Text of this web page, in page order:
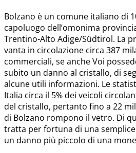
Bolzano è un comune italiano di
capoluogo dell’omonima
Trentino-Alto Adige/Südtirol. La
vanta in circolazione circa 387
commerciali, se anche Voi
subito un danno al cristallo, di
alcune utili informazioni. Le
Italia circa il 5% dei veicoli
del cristallo, pertanto fino a 22
di Bolzano rompono il vetro. Di
tratta per fortuna di una
un danno più piccolo di una